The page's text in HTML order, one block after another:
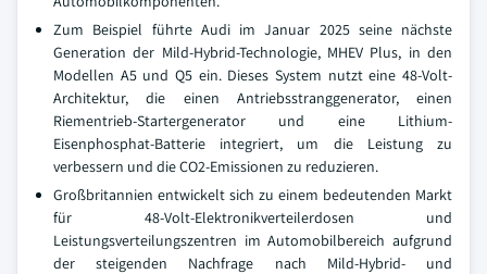
Zum Beispiel führte Audi im Januar 2025 seine nächste
Generation der Mild-Hybrid-Technologie, MHEV Plus, in den
Modellen A5 und Q5 ein. Dieses System nutzt eine 48-Volt-
Architektur, die einen Antriebsstranggenerator, einen
Riementrieb-Startergenerator und eine Lithium-
Eisenphosphat-Batterie integriert, um die Leistung zu
verbessern und die CO2-Emissionen zu reduzieren.
Großbritannien entwickelt sich zu einem bedeutenden Markt
für 48-Volt-Elektronikverteilerdosen und
Leistungsverteilungszentren im Automobilbereich aufgrund
der steigenden Nachfrage nach Mild-Hybrid- und